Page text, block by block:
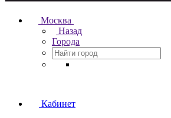
Москва
Назад
Города
Кабинет